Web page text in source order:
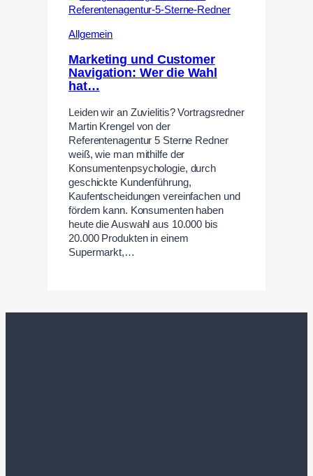
Allgemein
Marketing und Customer
Navigation: Wer die Wahl
hat…
Leiden wir an Zuvielitis? Vortragsredner
Martin Krengel von der
Referentenagentur 5 Sterne Redner
weiß, wie man mithilfe der
Konsumentenpsychologie, durch
geschickte Kundenführung,
Kaufentscheidungen vereinfachen und
fördern kann. Konsumenten haben
heute die Auswahl aus 10.000 bis
20.000 Produkten in einem
Supermarkt,…